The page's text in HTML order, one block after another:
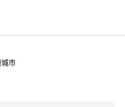
市